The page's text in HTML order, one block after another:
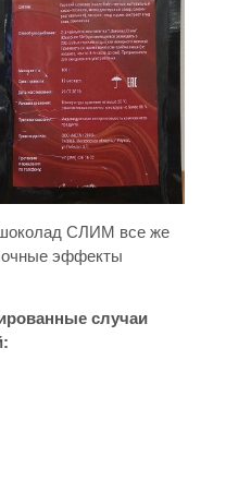
шоколад СЛИМ все же
эффекты
случаи